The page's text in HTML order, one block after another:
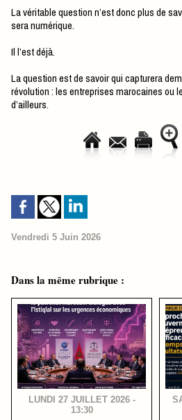
La véritable question n’est donc plus de
sera numérique.
Il l’est déjà.
La question est de savoir qui capturera
révolution : les entreprises marocaines ou
d’ailleurs.
Vendredi 5 Juin 2026
Dans la même rubrique :
LUNDI 27 JUILLET 2026 -
13:30